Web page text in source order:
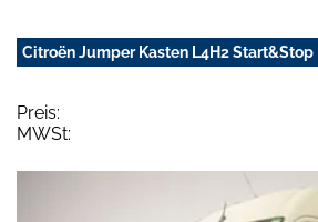
Citroën Jumper Kasten L4H2
Preis:
MWSt: